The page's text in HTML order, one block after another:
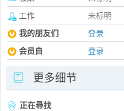
工作
未标明
我的朋友们
登录
会员自
登录
更多细节
正在尋找